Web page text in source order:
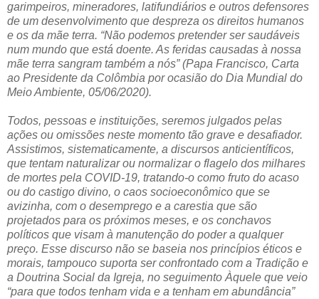
garimpeiros, mineradores, latifundiários e outros defensores
de um desenvolvimento que despreza os direitos humanos
e os da mãe terra. “Não podemos pretender ser saudáveis
num mundo que está doente. As feridas causadas à nossa
mãe terra sangram também a nós” (Papa Francisco, Carta
ao Presidente da Colômbia por ocasião do Dia Mundial do
Meio Ambiente, 05/06/2020).
Todos, pessoas e instituições, seremos julgados pelas
ações ou omissões neste momento tão grave e desafiador.
Assistimos, sistematicamente, a discursos anticientíficos,
que tentam naturalizar ou normalizar o flagelo dos milhares
de mortes pela COVID-19, tratando-o como fruto do acaso
ou do castigo divino, o caos socioeconômico que se
avizinha, com o desemprego e a carestia que são
projetados para os próximos meses, e os conchavos
políticos que visam à manutenção do poder a qualquer
preço. Esse discurso não se baseia nos princípios éticos e
morais, tampouco suporta ser confrontado com a Tradição e
a Doutrina Social da Igreja, no seguimento Àquele que veio
“para que todos tenham vida e a tenham em abundância”